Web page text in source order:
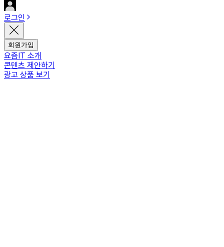
로그인
회원가입
요즘IT 소개
콘텐츠 제안하기
광고 상품 보기